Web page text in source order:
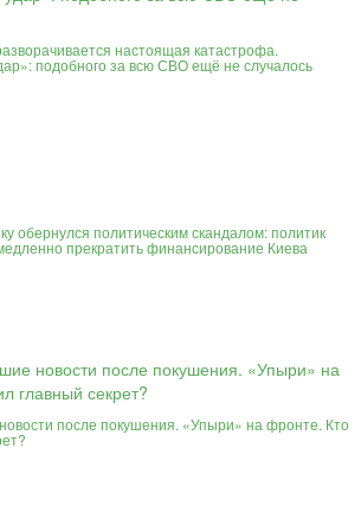
настоящая катастрофа.
подобного за всю СВО ещё не случалось
обернулся политическим скандалом: политик
прекратить финансирование Киева
после покушения. «Упыри» на фронте. Кто